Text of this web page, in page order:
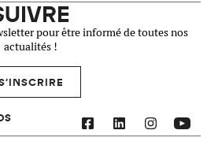
pour être informé de toutes nos
actualités !